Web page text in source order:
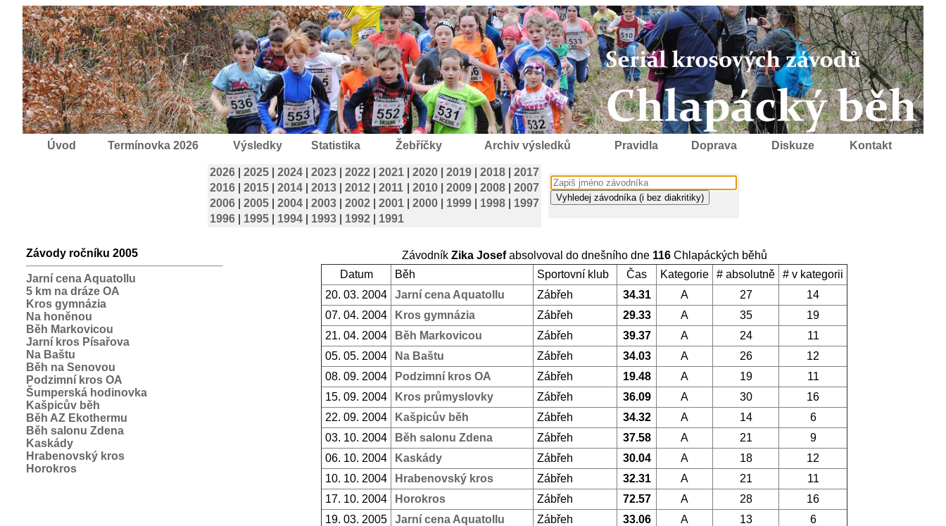
Úvod Termínovka 2026 Výsledky Statistika Žebříčky Archiv výsledků Pravidla Doprava Diskuze Kontakt
2026 2025 2024 2023 2022 2021 2020 2019 2018
2017
2016
2015 2014 2013 2012 2011 2010 2009 2008
2007
2006
2005 2004 2003 2002 2001 2000 1999 1998
1997
1996
1995 1994 1993 1992 1991
Závody ročníku 2005
Jarní cena Aquatollu
5 km na dráze OA
Kros gymnázia
Na honěnou
Běh Markovicou
Jarní kros Písařova
Na Baštu
Běh na Senovou
Podzimní kros OA
Šumperská hodinovka
Kašpicův běh
Běh AZ Ekothermu
Běh salonu Zdena
Kaskády
Hrabenovský kros
Horokros
Závodník Zika Josefabsolvoval do dnešního dne 116Chlapáckých běhů
Datum
Běh Sportovní klub Čas Kategorie # absolutně
# v kategorii
20. 03. 2004
Jarní cena Aquatollu Zábřeh 34.31 A 27
14
07. 04. 2004
Kros gymnázia Zábřeh 29.33 A 35
19
21. 04. 2004
Běh Markovicou Zábřeh 39.37 A 24
11
05. 05. 2004
Na Baštu Zábřeh 34.03 A 26
12
08. 09. 2004
Podzimní kros OA Zábřeh 19.48 A 19
11
15. 09. 2004
Kros průmyslovky Zábřeh 36.09 A 30
16
22. 09. 2004
Kašpicův běh Zábřeh 34.32 A 14
6
03. 10. 2004
Běh salonu Zdena Zábřeh 37.58 A 21
9
06. 10. 2004
Kaskády Zábřeh 30.04 A 18
12
10. 10. 2004
Hrabenovský kros Zábřeh 32.31 A 21
11
17. 10. 2004
Horokros Zábřeh 72.57 A 28
16
19. 03. 2005
Jarní cena Aquatollu Zábřeh 33.06 A 13
6